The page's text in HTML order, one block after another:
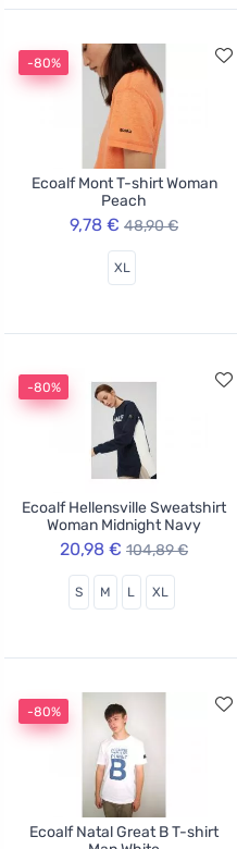
-80%
Ecoalf Mont T-shirt Woman
Peach
9,78 € 48,90 €
XL
-80%
Ecoalf Hellensville Sweatshirt
Woman Midnight Navy
20,98 € 104,89 €
S M L XL
-80%
Ecoalf Natal Great B T-shirt